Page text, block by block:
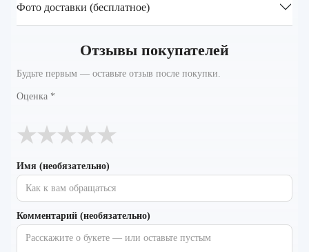
Фото доставки (бесплатное)
Отзывы покупателей
Будьте первым — оставьте отзыв после покупки.
Оценка *
★
★
★
★
★
Имя (необязательно)
Комментарий (необязательно)